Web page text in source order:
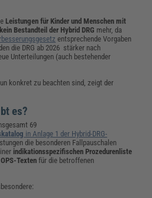
Leistungen für Kinder und Menschen mit
kein Bestandteil der Hybrid DRG mehr, da
entsprechende Vorgaben
die DRG ab 2026 stärker nach
Unterteilungen (auch bestehender
konkret zu beachten sind, zeigt der
es?
69
in Anlage 1 der Hybrid-DRG-
die besonderen Fallpauschalen
indikationsspezifischen Prozedurenliste
OPS-Texten für die betroffenen